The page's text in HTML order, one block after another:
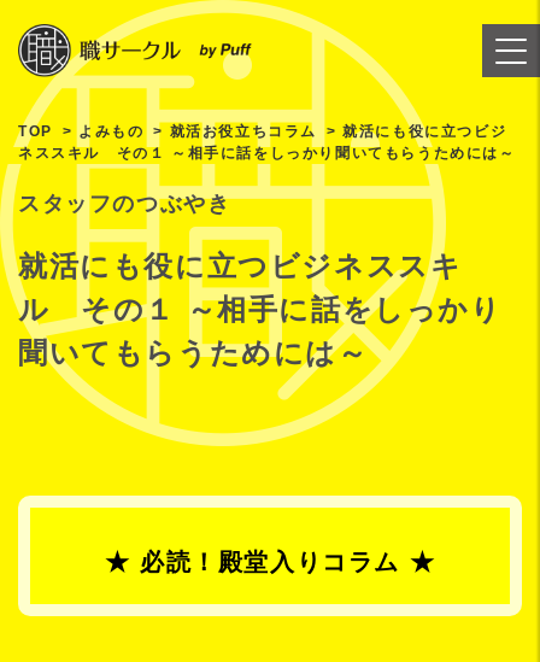
TOP よみもの 就活お役立ちコラム
就活にも役に立つビジ
ネススキル その１ ～相手に話をしっかり聞いてもらうためには～
スタッフのつぶやき
就活にも役に立つビジネススキ
ル その１ ～相手に話をしっかり
聞いてもらうためには～
★ 必読！殿堂入りコラム ★